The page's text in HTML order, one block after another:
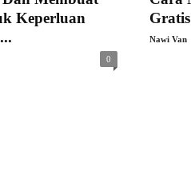
Keperluan
0
Gratis
Nawi Van